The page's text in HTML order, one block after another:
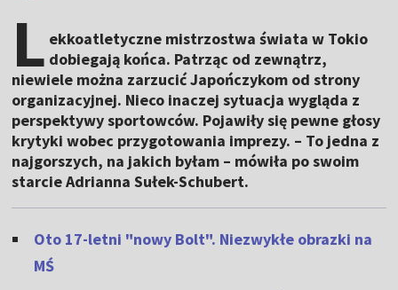
L ekkoatletyczne mistrzostwa świata w Tokio
dobiegają końca. Patrząc od zewnątrz,
niewiele można zarzucić Japończykom od strony
organizacyjnej. Nieco inaczej sytuacja wygląda z
perspektywy sportowców. Pojawiły się pewne głosy
krytyki wobec przygotowania imprezy. – To jedna z
najgorszych, na jakich byłam – mówiła po swoim
starcie Adrianna Sułek-Schubert.
Oto 17-letni "nowy Bolt". Niezwykłe obrazki na
MŚ